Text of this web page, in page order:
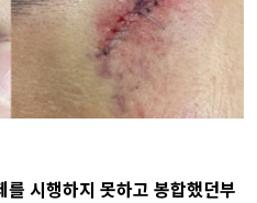
시행하지 못하고 봉합했던부